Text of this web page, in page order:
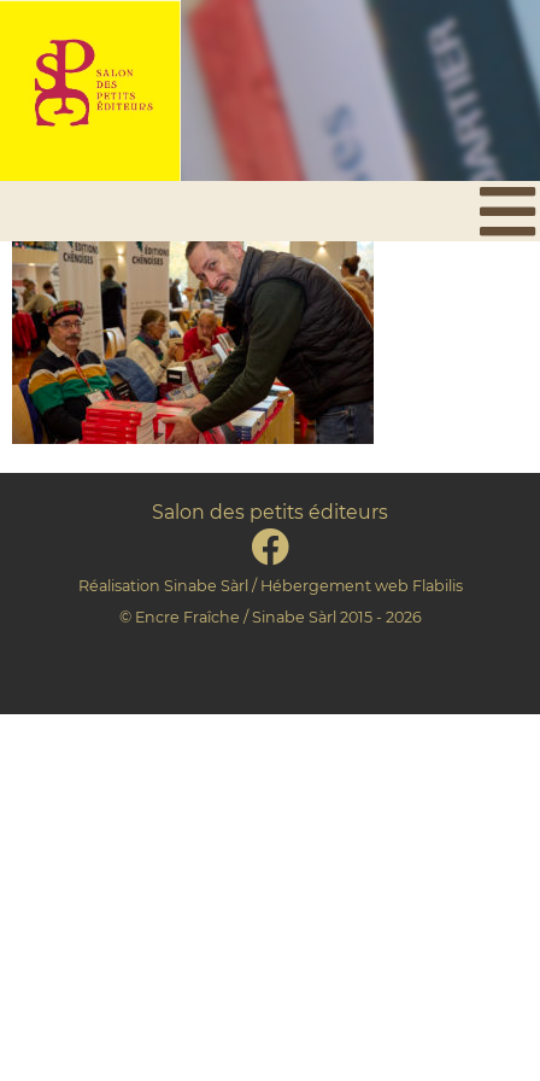
Salon des petits éditeurs
Réalisation Sinabe Sàrl / Hébergement web Flabilis
© Encre Fraîche / Sinabe Sàrl 2015 - 2026